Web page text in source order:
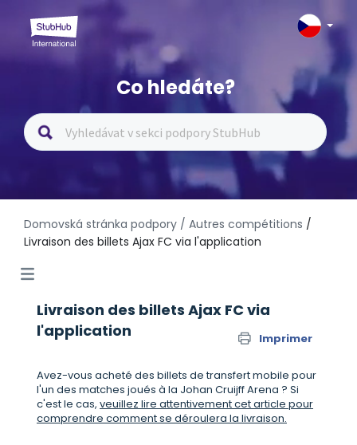
Co hledáte?
Domovská stránka podpory / Autres compétitions /
Livraison des billets Ajax FC via l'application
Livraison des billets Ajax FC via
l'application
Imprimer
Avez-vous acheté des billets de transfert mobile pour
l'un des matches joués à la Johan Cruijff Arena ? Si
c'est le cas, veuillez lire attentivement cet article pour
comprendre comment se déroulera la livraison.